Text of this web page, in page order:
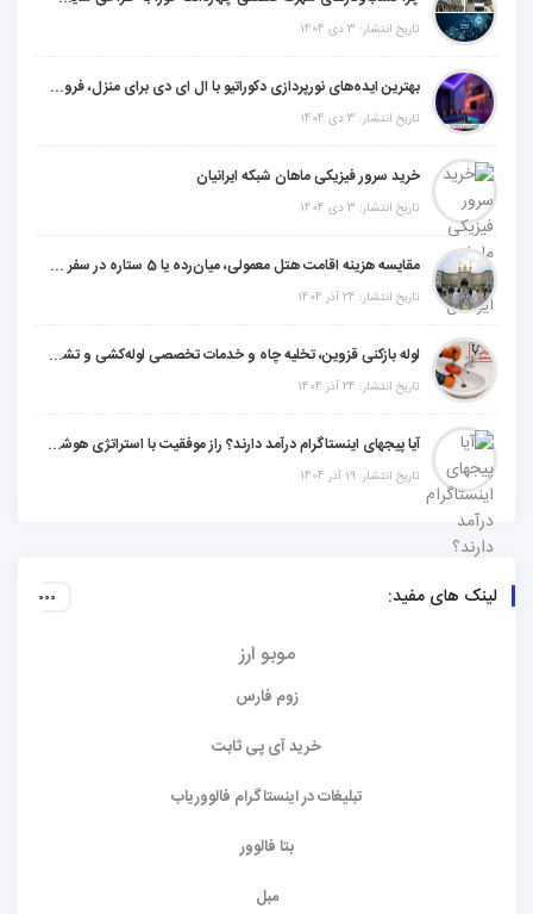
تاریخ انتشار: 3 دی 1404
بهترین ایده‌های نورپردازی دکوراتیو با ال ای دی برای منزل، فروشگاه و دفتر کار
تاریخ انتشار: 3 دی 1404
خرید سرور فیزیکی ماهان شبکه ایرانیان
تاریخ انتشار: 3 دی 1404
مقایسه هزینه اقامت هتل معمولی، میان‌رده یا 5 ستاره در سفر زیارتی عراق
تاریخ انتشار: 24 آذر 1404
لوله بازکنی قزوین، تخلیه چاه و خدمات تخصصی لوله‌کشی و تشخیص ترکیدگی
تاریخ انتشار: 24 آذر 1404
آیا پیجهای اینستاگرام درآمد دارند؟ راز موفقیت با استراتژی هوشمندانه
تاریخ انتشار: 19 آذر 1404
لینک های مفید:
موبو ارز
زوم فارس
خرید آی پی ثابت
تبلیغات در اینستاگرام فالووریاب
بتا فالوور
مبل